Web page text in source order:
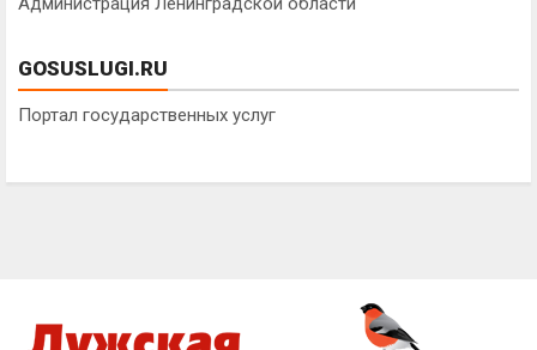
GOSUSLUGI.RU
Портал государственных услуг